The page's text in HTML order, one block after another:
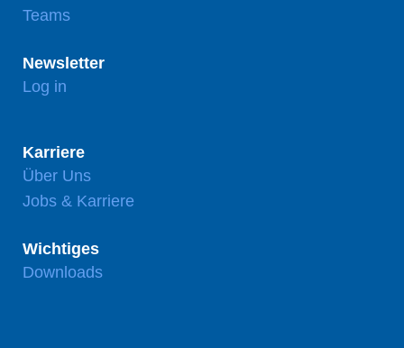
Teams
Newsletter
Log in
Karriere
Über Uns
Jobs & Karriere
Wichtiges
Downloads